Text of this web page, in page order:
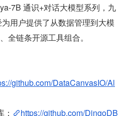
7B 通识+对话大模型系列，九
用户提供了从数据管理到大模
全链条开源工具组合。
github.com/DataCanvasIO/Al
https://github.com/DingoDB